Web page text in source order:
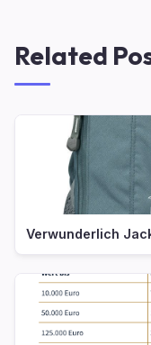
Related
Verwunderlich